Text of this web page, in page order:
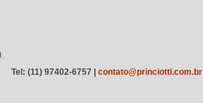
Tel: (11) 97402-6757 | contato@princiotti.com.br